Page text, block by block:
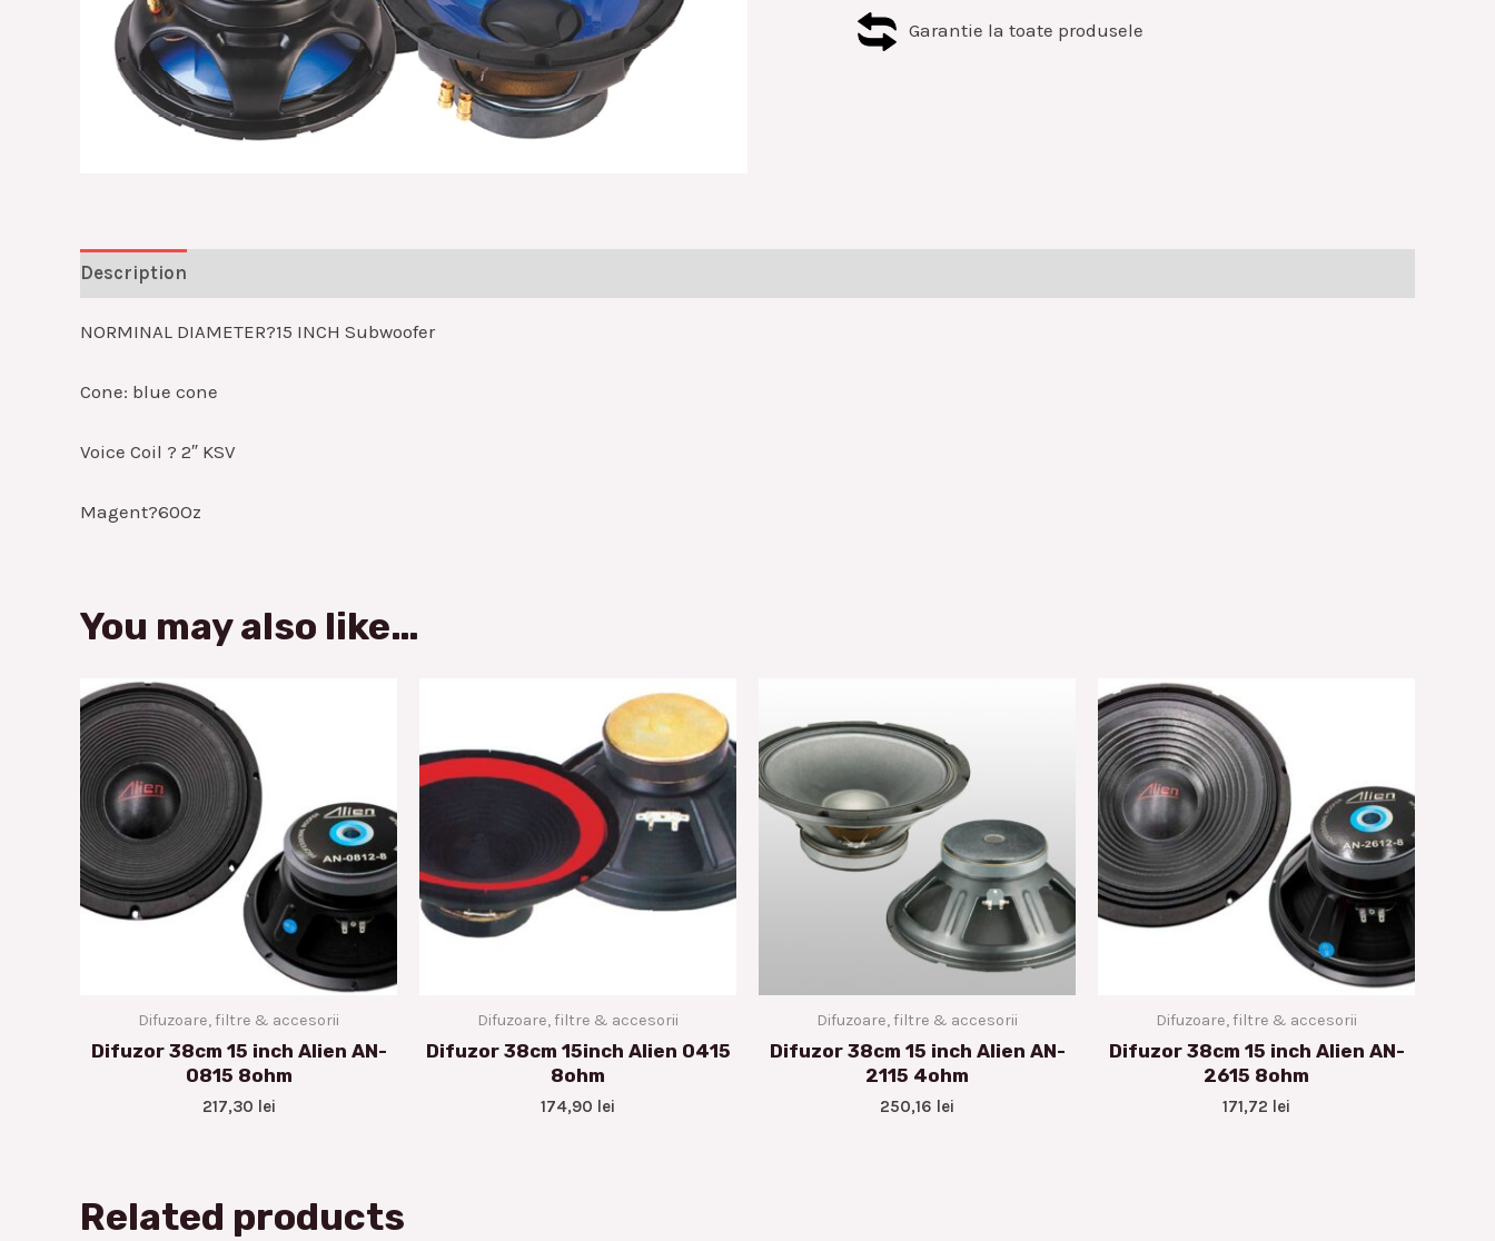
Garantie la toate produsele
Description
NORMINAL DIAMETER?15 INCH Subwoofer
Cone: blue cone
Voice Coil ? 2″ KSV
Magent?60Oz
You may also like…
Difuzoare, filtre & accesorii
Difuzor 38cm 15 inch Alien AN-
0815 8ohm
217,30 lei
Difuzoare, filtre & accesorii
Difuzor 38cm 15inch Alien 0415
8ohm
174,90 lei
Difuzoare, filtre & accesorii
Difuzor 38cm 15 inch Alien AN-
2115 4ohm
250,16 lei
Difuzoare, filtre & accesorii
Difuzor 38cm 15 inch Alien AN-
2615 8ohm
171,72 lei
Related products